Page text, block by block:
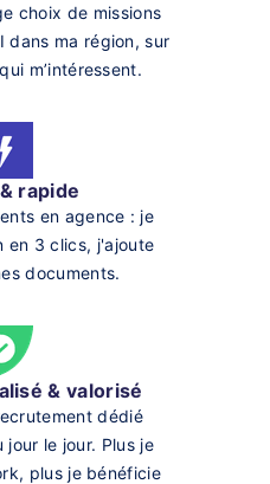
choix de missions
dans ma région, sur
m’intéressent.
rapide
en agence : je
en 3 clics, j'ajoute
documents.
& valorisé
dédié
jour le jour. Plus je
plus je bénéficie